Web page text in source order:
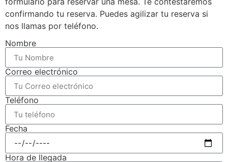
confirmando tu reserva. Puedes agilizar tu reserva si
nos llamas por teléfono.
Nombre
Correo electrónico
Teléfono
Fecha
Hora de llegada